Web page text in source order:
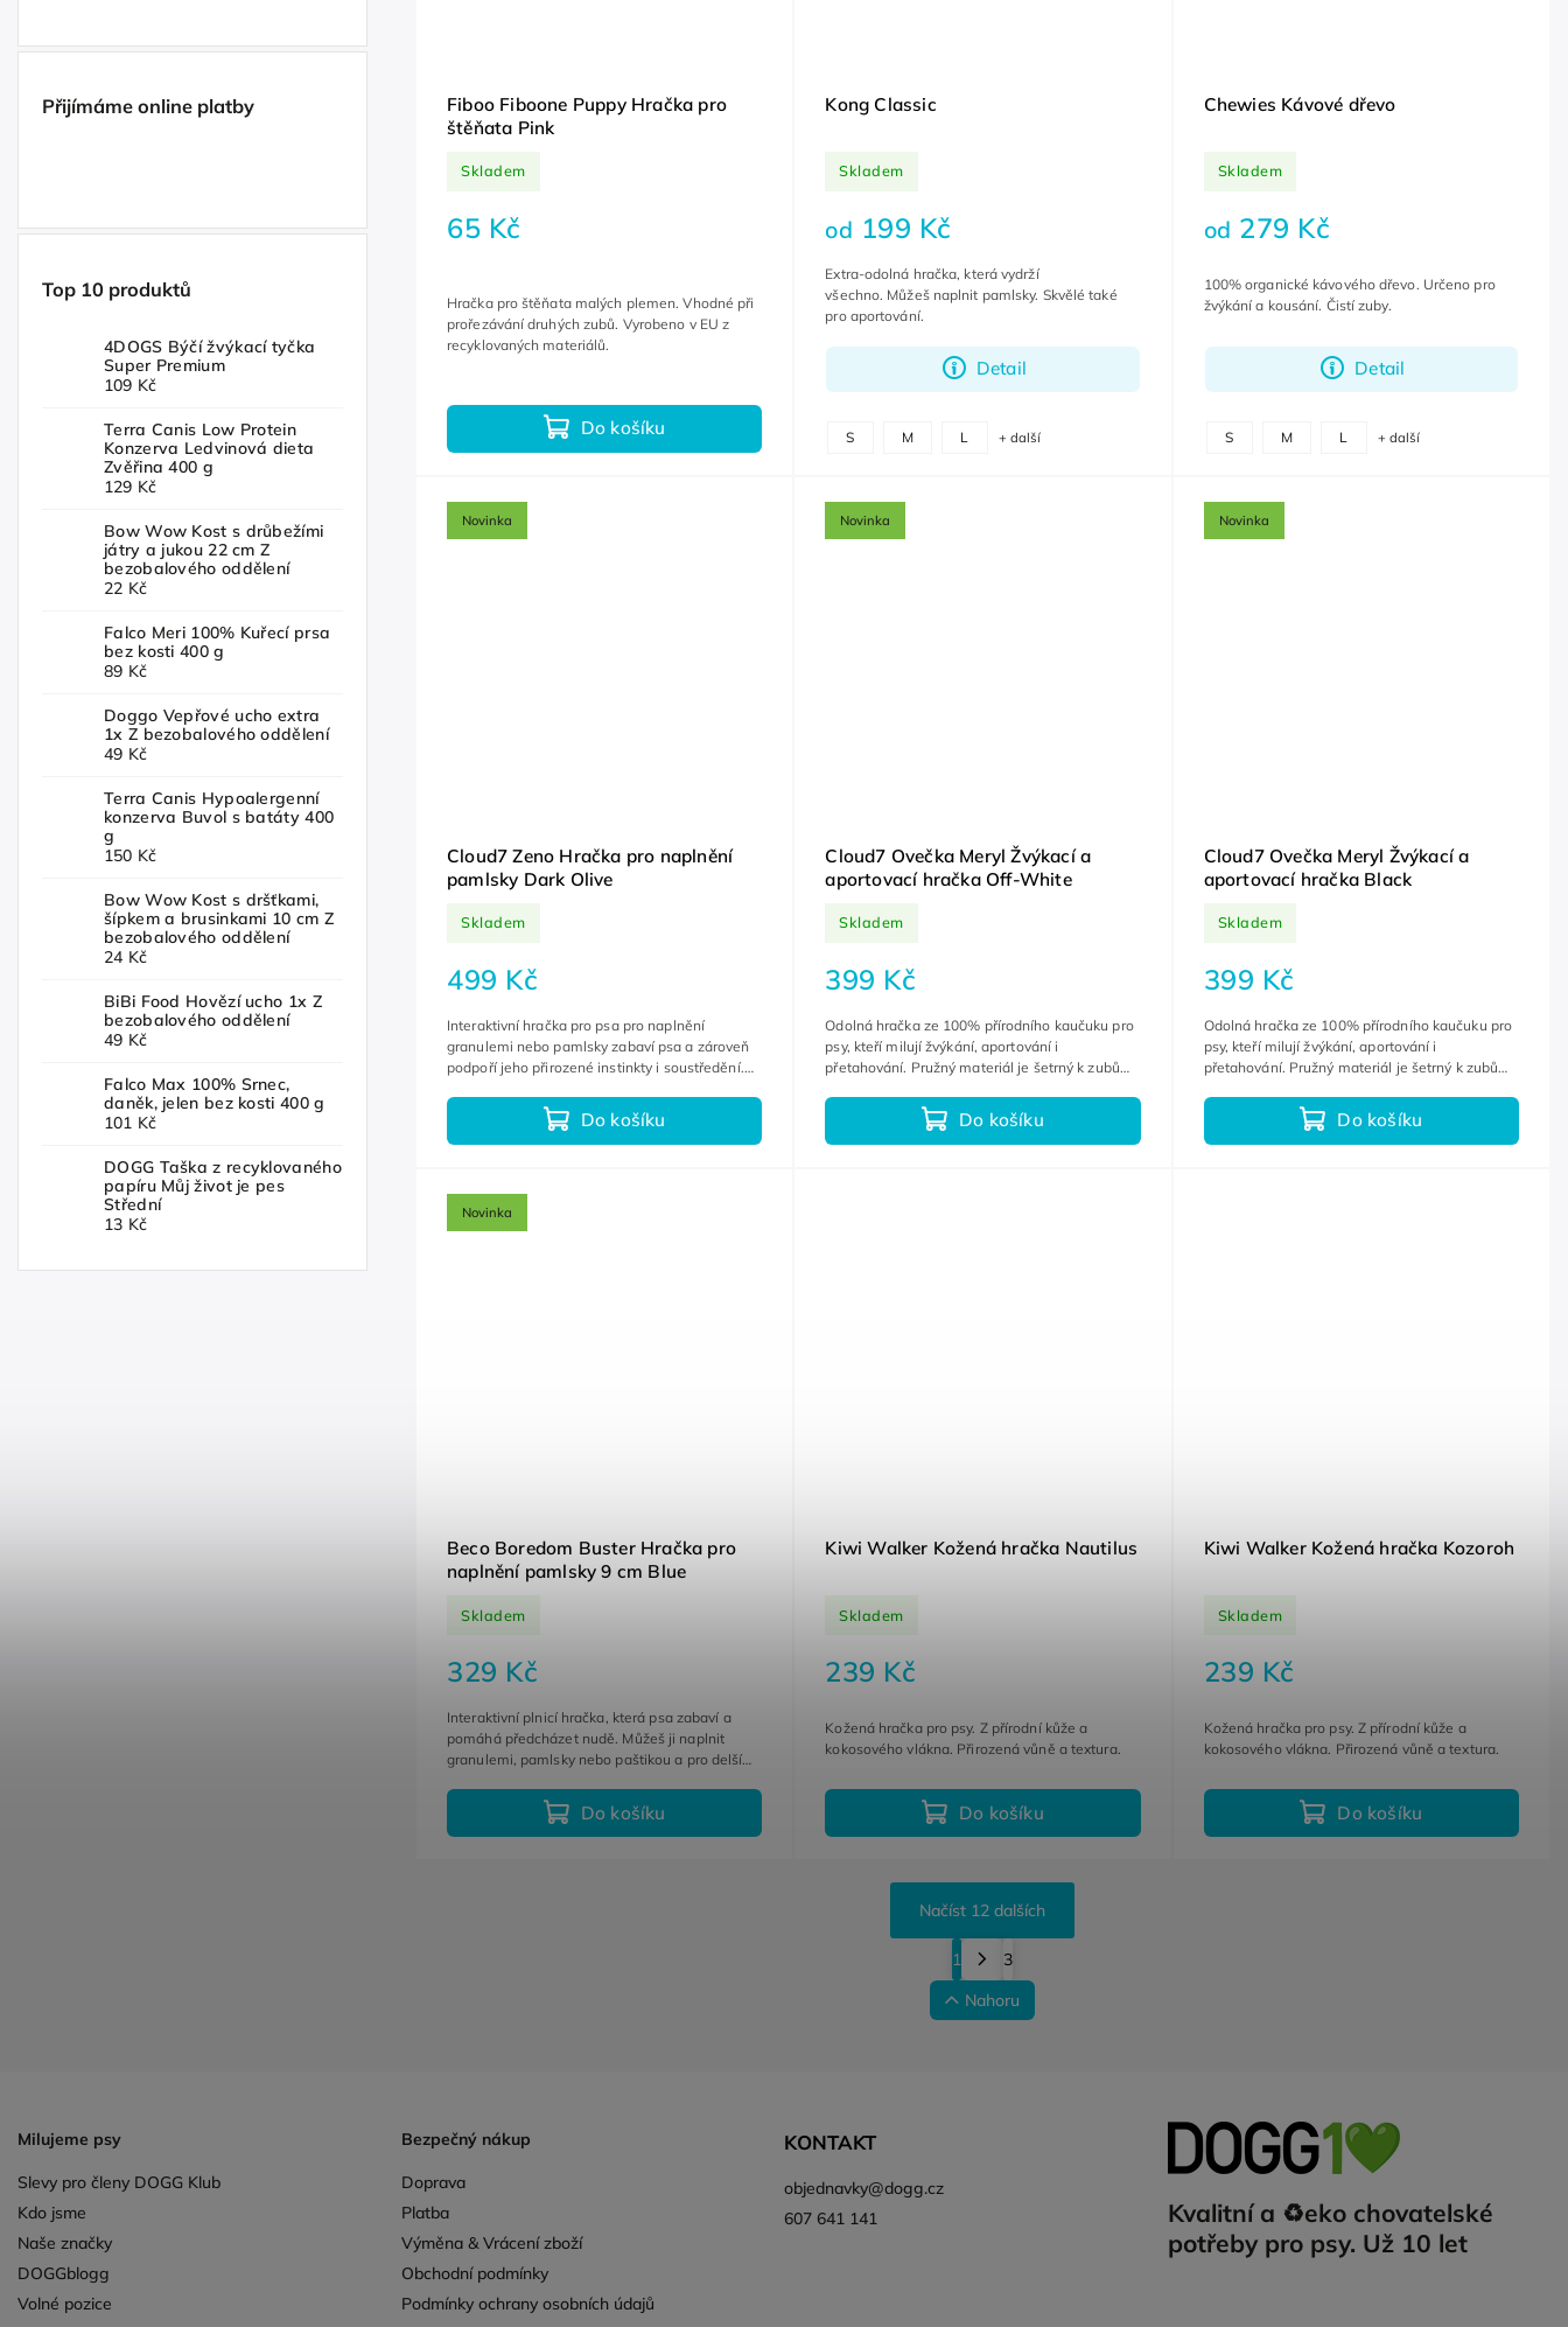
Přijímáme online platby
Top 10 produktů
4DOGS Býčí žvýkací tyčka
Super Premium
109 Kč
Terra Canis Low Protein
Konzerva Ledvinová dieta
Zvěřina 400 g
129 Kč
Bow Wow Kost s drůbežími
játry a jukou 22 cm Z
bezobalového oddělení
22 Kč
Falco Meri 100% Kuřecí prsa
bez kosti 400 g
89 Kč
Doggo Vepřové ucho extra
1x Z bezobalového oddělení
49 Kč
Terra Canis Hypoalergenní
konzerva Buvol s batáty 400
g
150 Kč
Bow Wow Kost s dršťkami,
šípkem a brusinkami 10 cm Z
bezobalového oddělení
24 Kč
BiBi Food Hovězí ucho 1x Z
bezobalového oddělení
49 Kč
Falco Max 100% Srnec,
daněk, jelen bez kosti 400 g
101 Kč
DOGG Taška z recyklovaného
papíru Můj život je pes
Střední
13 Kč
Fiboo Fiboone Puppy Hračka pro
štěňata Pink
Skladem
65 Kč
Do košíku
Hračka pro štěňata malých plemen. Vhodné při
prořezávání druhých zubů. Vyrobeno v EU z
recyklovaných materiálů.
Kong Classic
Skladem
od 199 Kč
Detail
Extra-odolná hračka, která vydrží
všechno. Můžeš naplnit pamlsky. Skvělé také
pro aportování.
S M L + další
Chewies Kávové dřevo
Skladem
od 279 Kč
Detail
100% organické kávového dřevo. Určeno pro
žvýkání a kousání. Čistí zuby.
S M L + další
Novinka
Cloud7 Zeno Hračka pro naplnění
pamlsky Dark Olive
Skladem
499 Kč
Do košíku
Interaktivní hračka pro psa pro naplnění
granulemi nebo pamlsky zabaví psa a zároveň
podpoří jeho přirozené instinkty i soustředění.
Novinka
Cloud7 Ovečka Meryl Žvýkací a
aportovací hračka Off-White
Skladem
399 Kč
Do košíku
Odolná hračka ze 100% přírodního kaučuku pro
psy, kteří milují žvýkání, aportování i
přetahování. Pružný materiál je šetrný k zubům
Novinka
Cloud7 Ovečka Meryl Žvýkací a
aportovací hračka Black
Skladem
399 Kč
Do košíku
Odolná hračka ze 100% přírodního kaučuku pro
psy, kteří milují žvýkání, aportování i
přetahování. Pružný materiál je šetrný k zubům
Novinka
Beco Boredom Buster Hračka pro
naplnění pamlsky 9 cm Blue
Skladem
329 Kč
Do košíku
Interaktivní plnicí hračka, která psa zabaví a
pomáhá předcházet nudě. Můžeš ji naplnit
granulemi, pamlsky nebo paštikou a pro delší
Kiwi Walker Kožená hračka Nautilus
Skladem
239 Kč
Do košíku
Kožená hračka pro psy. Z přírodní kůže a
kokosového vlákna. Přirozená vůně a textura.
Kiwi Walker Kožená hračka Kozoroh
Skladem
239 Kč
Do košíku
Kožená hračka pro psy. Z přírodní kůže a
kokosového vlákna. Přirozená vůně a textura.
Načíst 12 dalších
1
3
Nahoru
Milujeme psy
Slevy pro členy DOGG Klub
Kdo jsme
Naše značky
DOGGblogg
Volné pozice
Bezpečný nákup
Doprava
Platba
Výměna & Vrácení zboží
Obchodní podmínky
Podmínky ochrany osobních údajů
KONTAKT
objednavky@dogg.cz
607 641 141
Kvalitní a ♻️eko chovatelské
potřeby pro psy. Už 10 let